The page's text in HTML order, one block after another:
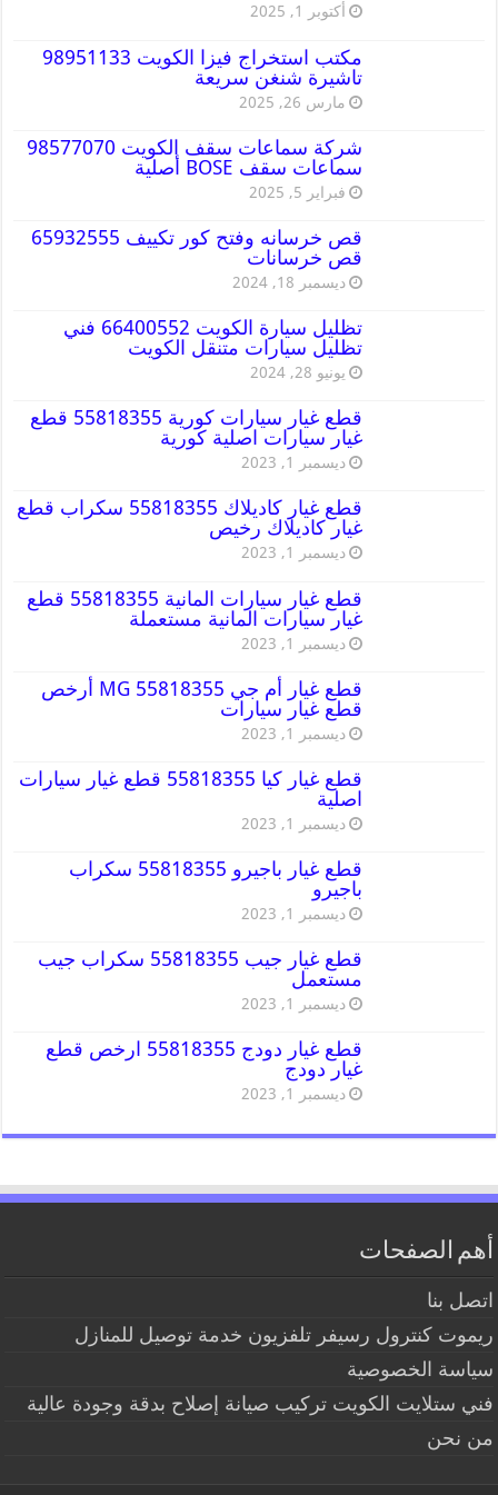
أكتوبر 1, 2025
مكتب استخراج فيزا الكويت 98951133
تاشيرة شنغن سريعة
مارس 26, 2025
شركة سماعات سقف الكويت 98577070
سماعات سقف BOSE أصلية
فبراير 5, 2025
قص خرسانه وفتح كور تكييف 65932555
قص خرسانات
ديسمبر 18, 2024
تظليل سيارة الكويت 66400552 فني
تظليل سيارات متنقل الكويت
يونيو 28, 2024
قطع غيار سيارات كورية 55818355 قطع
غيار سيارات اصلية كورية
ديسمبر 1, 2023
قطع غيار كاديلاك 55818355 سكراب قطع
غيار كاديلاك رخيص
ديسمبر 1, 2023
قطع غيار سيارات المانية 55818355 قطع
غيار سيارات المانية مستعملة
ديسمبر 1, 2023
قطع غيار أم جي MG 55818355 أرخص
قطع غيار سيارات
ديسمبر 1, 2023
قطع غيار كيا 55818355 قطع غيار سيارات
اصلية
ديسمبر 1, 2023
قطع غيار باجيرو 55818355 سكراب
باجيرو
ديسمبر 1, 2023
قطع غيار جيب 55818355 سكراب جيب
مستعمل
ديسمبر 1, 2023
قطع غيار دودج 55818355 ارخص قطع
غيار دودج
ديسمبر 1, 2023
أهم الصفحات
اتصل بنا
ريموت كنترول رسيفر تلفزيون خدمة توصيل للمنازل
سياسة الخصوصية
فني ستلايت الكويت تركيب صيانة إصلاح بدقة وجودة عالية
من نحن